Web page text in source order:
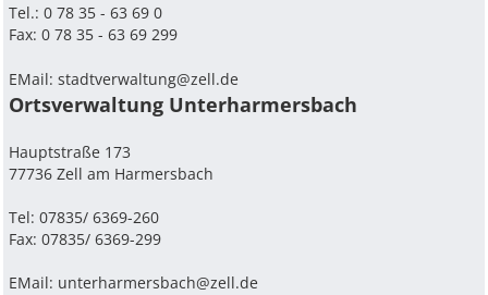
Tel.: 0 78 35 - 63 69 0
Fax: 0 78 35 - 63 69 299
EMail:stadtverwaltung@zell.de
Ortsverwaltung Unterharmersbach
Hauptstraße 173
77736 Zell am Harmersbach
Tel: 07835/ 6369-260
Fax: 07835/ 6369-299
EMail: unterharmersbach@zell.de